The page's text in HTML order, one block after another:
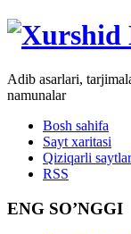
Adib asarlari,
namunalar
Bosh sahifa
Sayt xaritasi
Qiziqarli saytlar
RSS
ENG SO’NGGI